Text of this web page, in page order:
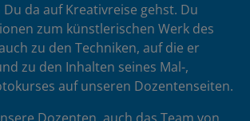
da auf Kreativreise gehst. Du
zum künstlerischen Werk des
zu den Techniken, auf die er
zu den Inhalten seines Mal-,
auf unseren Dozentenseiten.